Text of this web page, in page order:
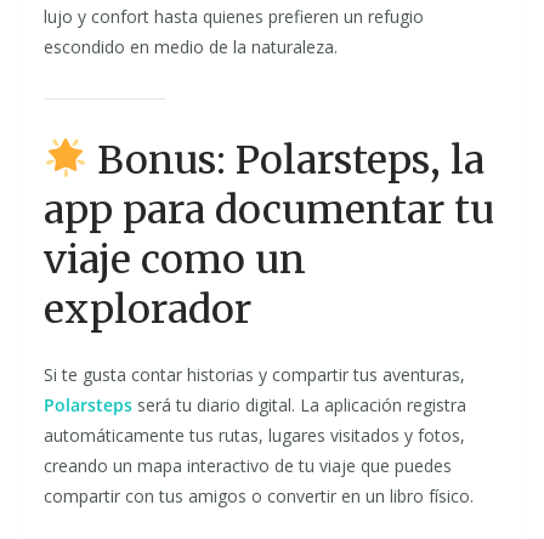
lujo y confort hasta quienes prefieren un refugio
escondido en medio de la naturaleza.
Bonus: Polarsteps, la
app para documentar tu
viaje como un
explorador
Si te gusta contar historias y compartir tus aventuras,
Polarsteps será tu diario digital. La aplicación registra
automáticamente tus rutas, lugares visitados y fotos,
creando un mapa interactivo de tu viaje que puedes
compartir con tus amigos o convertir en un libro físico.